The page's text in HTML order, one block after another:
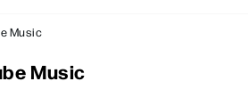
Music
Music